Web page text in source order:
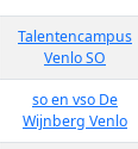
Talentencampus
Venlo SO
so en vso De
Wijnberg Venlo